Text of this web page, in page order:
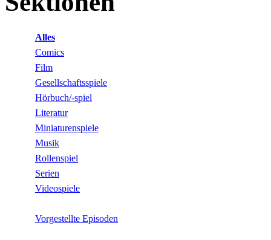
Alles
Comics
Film
Gesellschaftsspiele
Hörbuch/-spiel
Literatur
Miniaturenspiele
Musik
Rollenspiel
Serien
Videospiele
Vorgestellte Episoden